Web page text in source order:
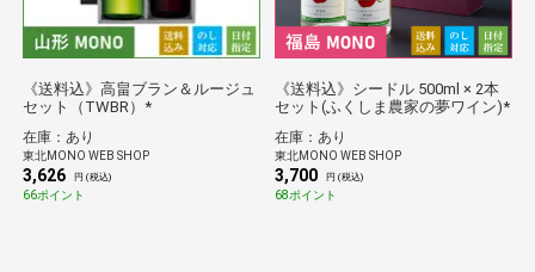
《送料込》高畠ブラン＆ルージュ
セット（TWBR）*
在庫：あり
東北MONO WEB SHOP
3,626 円 (税込)
66ポイント
《送料込》シードル 500ml × 2本
セット(ふくしま農家の夢ワイン)*
在庫：あり
東北MONO WEB SHOP
3,700 円 (税込)
68ポイント